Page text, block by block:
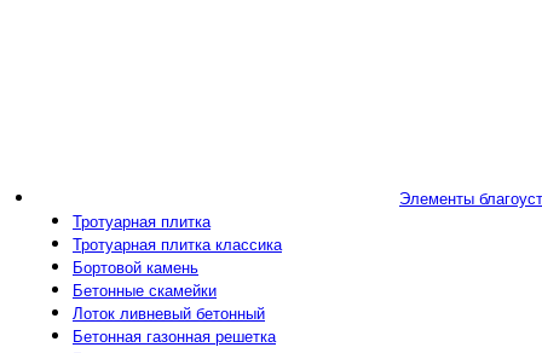
Элементы
Тротуарная плитка
Тротуарная плитка классика
Бортовой камень
Бетонные скамейки
Лоток ливневый бетонный
Бетонная газонная решетка